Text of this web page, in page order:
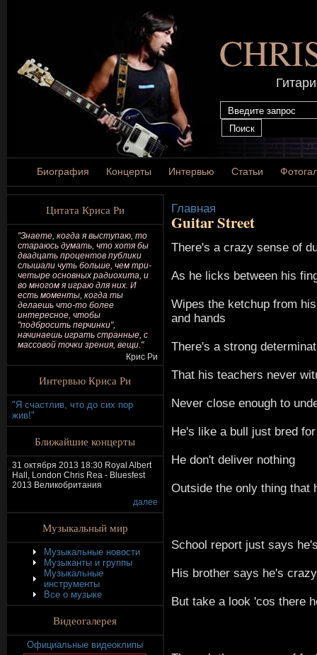
Биография Концерты Интервью Статьи
Цитата Криса Ри
"Знаете, когда я выступаю, то
стараюсь думать, что хотя бы
двадцать процентов публики
слышали чуть больше, чем три-
четыре основных радиохита, и
во многом я играю для них. И
есть моменты, когда ты
делаешь что-то более
интересное, чтобы
"подбросить перчинки",
начинаешь играть странные, с
массовой точки зрения, вещи."
Крис Ри
Интервью Криса Ри
"Я счастлив, что до сих пор
жив!"
Ближайшие концерты
31 октября 2013 18:30 Royal Albert
Hall, London Chris Rea - Bluesfest
2013 Великобритания
далее
Музыкальный мир
Музыкальные новости
Музыканты и группы
Музыкальные
инструменты
Все о музыке
Видеогалерея
Официальные видеоклипы
Главная
Guitar Street
There's a crazy sense of
As he licks between his
Wipes the ketchup from
and hands
There's a strong
That his teachers never
Never close enough to
He's like a bull just bred
He don't deliver nothing
Outside the only thing that
School report just says
His brother says he's crazy
But take a look 'cos there